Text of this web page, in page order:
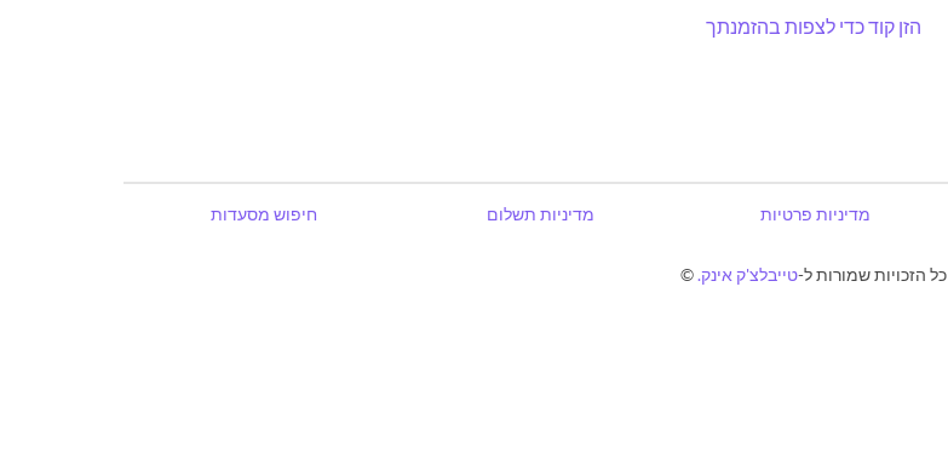
הזן קוד כדי לצפות בהזמנתך
מדיניות פרטיות מדיניות תשלום חיפוש מסעדות
כל הזכויות שמורות ל-טייבלצ'ק אינק.©